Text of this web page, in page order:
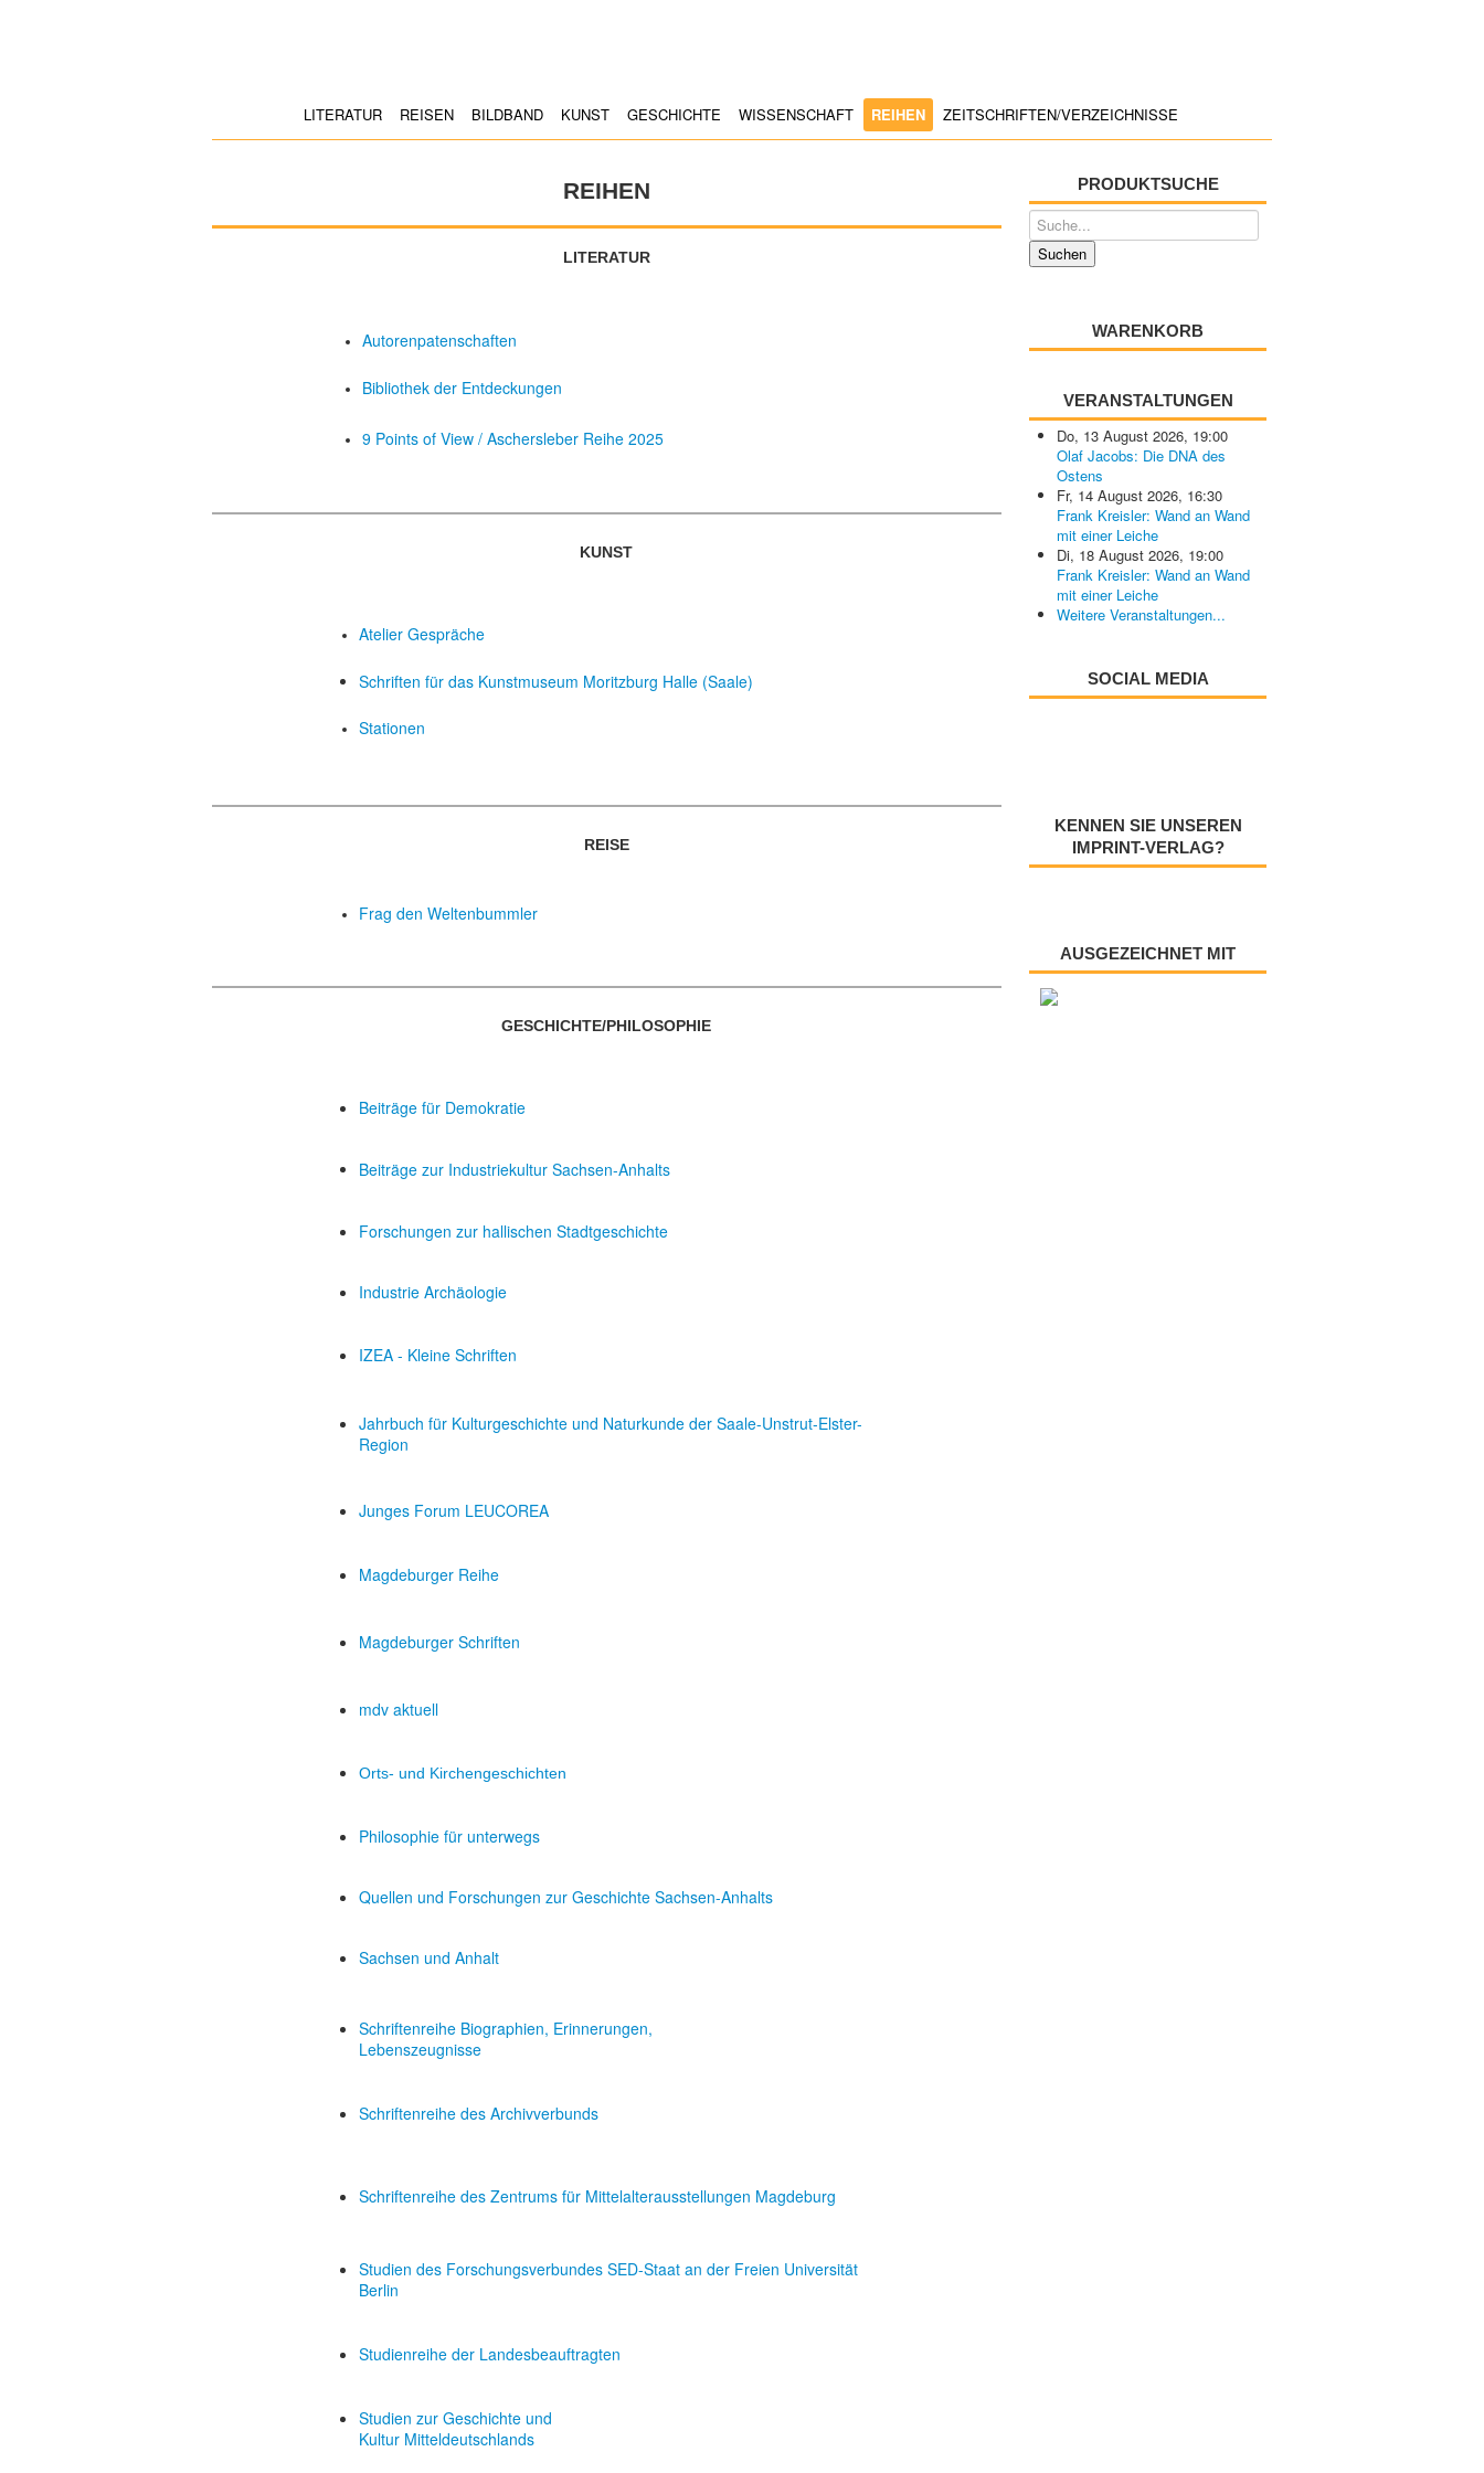
LITERATUR REISEN BILDBAND KUNST GESCHICHTE WISSENSCHAFT REIHEN ZEITSCHRIFTEN/VERZEICHNISSE
REIHEN
LITERATUR
Autorenpatenschaften
Bibliothek der Entdeckungen
9 Points of View / Aschersleber Reihe 2025
KUNST
Atelier Gespräche
Schriften für das Kunst­museum Moritzburg Halle (Saale)
Stationen
REISE
Frag den Weltenbummler
GESCHICHTE/PHILOSOPHIE
Beiträge für Demokratie
Beiträge zur Industriekultur Sachsen-Anhalts
Forschungen zur hallischen Stadtgeschichte
Industrie Archäologie
IZEA - Kleine Schriften
Jahrbuch für Kulturgeschichte und Naturkunde der Saale-Unstrut-Elster-
Region
Junges Forum LEUCOREA
Magdeburger Reihe
Magdeburger Schriften
mdv aktuell
Orts- und Kirchengeschichten
Philosophie für unterwegs
Quellen und Forschungen zur Geschichte Sachsen-Anhalts
Sachsen und Anhalt
Schriftenreihe Biographien, Erinnerungen,
Lebenszeugnisse
Schriftenreihe des Archivverbunds
Schriftenreihe des Zentrums für Mittelalterausstellungen Magdeburg
Studien des Forschungsverbundes SED-Staat an der Freien Universität
Berlin
Studienreihe der Landesbeauftragten
Studien zur Geschichte und
Kultur Mitteldeutschlands
PRODUKTSUCHE
WARENKORB
VERANSTALTUNGEN
Do, 13 August 2026, 19:00
Olaf Jacobs: Die DNA des
Ostens
Fr, 14 August 2026, 16:30
Frank Kreisler: Wand an Wand
mit einer Leiche
Di, 18 August 2026, 19:00
Frank Kreisler: Wand an Wand
mit einer Leiche
Weitere Veranstaltungen...
SOCIAL MEDIA
KENNEN SIE UNSEREN
IMPRINT-VERLAG?
AUSGEZEICHNET MIT